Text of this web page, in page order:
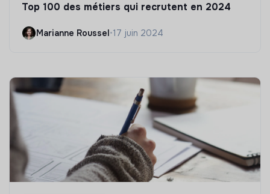
Top 100 des métiers qui recrutent en 2024
Marianne Roussel•17 juin 2024